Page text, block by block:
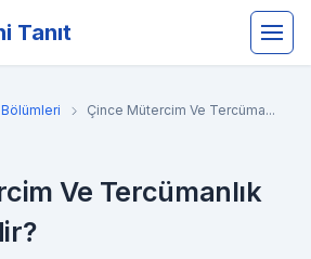
Tanıt
Çince Mütercim Ve Tercüma...
Ve Tercümanlık